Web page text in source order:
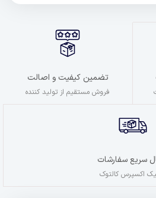
تضمین کیفیت و اصالت
فروش مستقیم از تولید کننده
سریع سفارشات
اکسپرس کالتوک